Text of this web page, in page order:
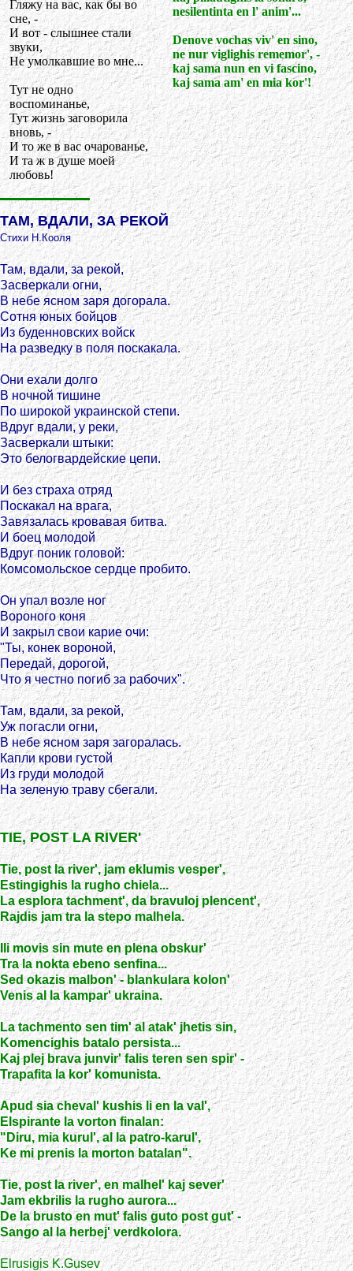
Гляжу на вас, как бы во
сне, -
И вот - слышнее стали
звуки,
Не умолкавшие во мне...
Тут не одно
воспоминанье,
Тут жизнь заговорила
вновь, -
И то же в вас очарованье,
И та ж в душе моей
любовь!
nesilentinta en l' anim'...
Denove vochas viv' en sino,
ne nur viglighis rememor', -
kaj sama nun en vi fascino,
kaj sama am' en mia kor'!
ТАМ, ВДАЛИ, ЗА РЕКОЙ
Стихи Н.Кооля
Там, вдали, за рекой,
Засверкали огни,
В небе ясном заря догорала.
Сотня юных бойцов
Из буденновских войск
На разведку в поля поскакала.
Они ехали долго
В ночной тишине
По широкой украинской степи.
Вдруг вдали, у реки,
Засверкали штыки:
Это белогвардейские цепи.
И без страха отряд
Поскакал на врага,
Завязалась кровавая битва.
И боец молодой
Вдруг поник головой:
Комсомольское сердце пробито.
Он упал возле ног
Вороного коня
И закрыл свои карие очи:
"Ты, конек вороной,
Передай, дорогой,
Что я честно погиб за рабочих".
Там, вдали, за рекой,
Уж погасли огни,
В небе ясном заря загоралась.
Капли крови густой
Из груди молодой
На зеленую траву сбегали.
TIE, POST LA RIVER'
Tie, post la river', jam eklumis vesper',
Estingighis la rugho chiela...
La esplora tachment', da bravuloj plencent',
Rajdis jam tra la stepo malhela.
Ili movis sin mute en plena obskur'
Tra la nokta ebeno senfina...
Sed okazis malbon' - blankulara kolon'
Venis al la kampar' ukraina.
La tachmento sen tim' al atak' jhetis sin,
Komencighis batalo persista...
Kaj plej brava junvir' falis teren sen spir' -
Trapafita la kor' komunista.
Apud sia cheval' kushis li en la val',
Elspirante la vorton finalan:
"Diru, mia kurul', al la patro-karul',
Ke mi prenis la morton batalan".
Tie, post la river', en malhel' kaj sever'
Jam ekbrilis la rugho aurora...
De la brusto en mut' falis guto post gut' -
Sango al la herbej' verdkolora.
Elrusigis K.Gusev